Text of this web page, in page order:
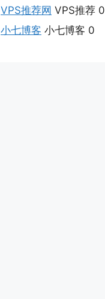
VPS推荐网 VPS推荐 0
小七博客 小七博客 0